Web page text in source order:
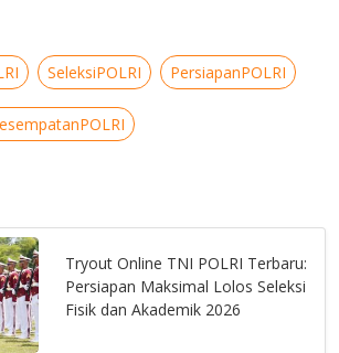
SeleksiPOLRI PersiapanPOLRI
Tryout Online TNI POLRI Terbaru:
Persiapan Maksimal Lolos Seleksi
Fisik dan Akademik 2026